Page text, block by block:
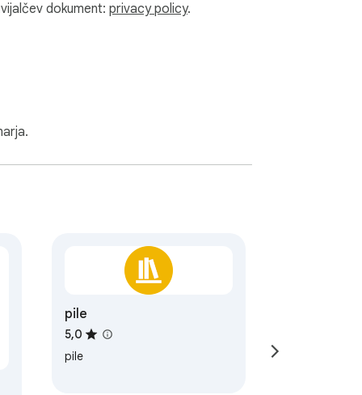
dokument: privacy policy.
pile
5,0
pile